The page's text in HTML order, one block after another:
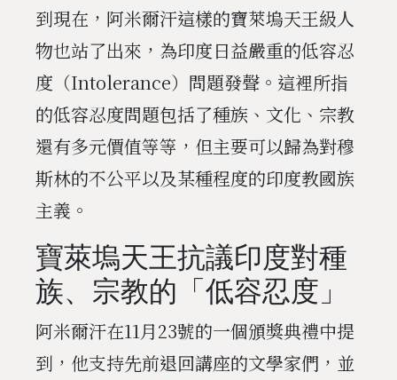
到現在，阿米爾汗這樣的寶萊塢天王級人
物也站了出來，為印度日益嚴重的低容忍
度（Intolerance）問題發聲。這裡所指
的低容忍度問題包括了種族、文化、宗教
還有多元價值等等，但主要可以歸為對穆
斯林的不公平以及某種程度的印度教國族
主義。
寶萊塢天王抗議印度對種
族、宗教的「低容忍度」
阿米爾汗在11月23號的一個頒獎典禮中提
到，他支持先前退回講座的文學家們，並